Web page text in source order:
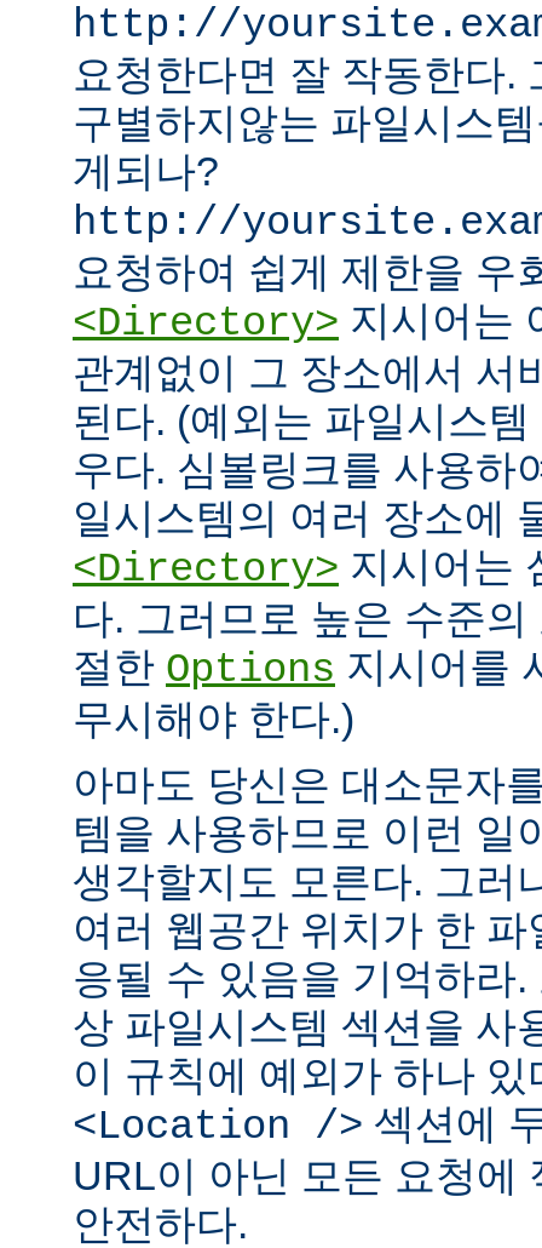
http://
요청한다면 잘 작동한다.
구별하지않는 파일시스
게되나?
http://
요청하여 쉽게 제한을 우
<Directory> 지시어는
관계없이 그 장소에서 서
된다. (예외는 파일시스
우다. 심볼링크를 사용하
일시스템의 여러 장소에
<Directory> 지시어는
다. 그러므로 높은 수준
절한 Options 지시어를
무시해야 한다.)
아마도 당신은 대소문자
템을 사용하므로 이런 일
생각할지도 모른다. 그러
여러 웹공간 위치가 한
응될 수 있음을 기억하라
상 파일시스템 섹션을 사
이 규칙에 예외가 하나
<Location /> 섹션에
URL이 아닌 모든 요청에
안전하다.